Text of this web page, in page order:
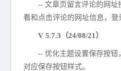
-- 文章页留言评论的网
看和点击评论的网址信息，登
V 5.7.3（24/08/21）
-- 优化主题设置保存按
对应保存按钮样式。